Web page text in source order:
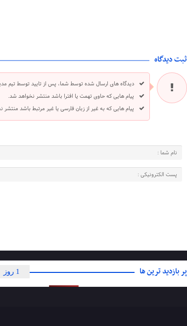
ثبت دیدگاه
دیدگاه های ارسال شده توسط شما، پس از تایید توسط تیم
پیام هایی که حاوی تهمت یا افترا باشد منتشر نخواهد شد.
پیام هایی که به غیر از زبان فارسی یا غیر مرتبط باشد
پر بازدید ترین ها 1 روز